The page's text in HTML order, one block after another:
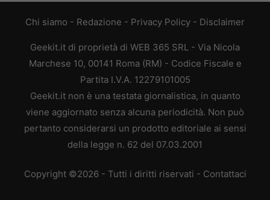
Chi siamo - Redazione - Privacy Policy - Disclaimer
Geekit.it di proprietà di WEB 365 SRL - Via Nicola
Marchese 10, 00141 Roma (RM) - Codice Fiscale e
Partita I.V.A. 12279101005
Geekit.it non è una testata giornalistica, in quanto
viene aggiornato senza alcuna periodicità. Non può
pertanto considerarsi un prodotto editoriale ai sensi
della legge n. 62 del 07.03.2001
Copyright ©2026 - Tutti i diritti riservati - Contattaci